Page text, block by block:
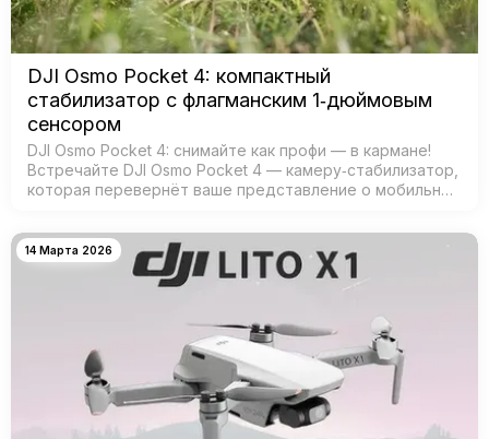
DJI Osmo Pocket 4: компактный
стабилизатор с флагманским 1‑дюймовым
сенсором
DJI Osmo Pocket 4: снимайте как профи — в кармане!
Встречайте DJI Osmo Pocket 4 — камеру‑стабилизатор,
которая перевернёт ваше представление о мобильной
теперь проф…
14 Марта 2026